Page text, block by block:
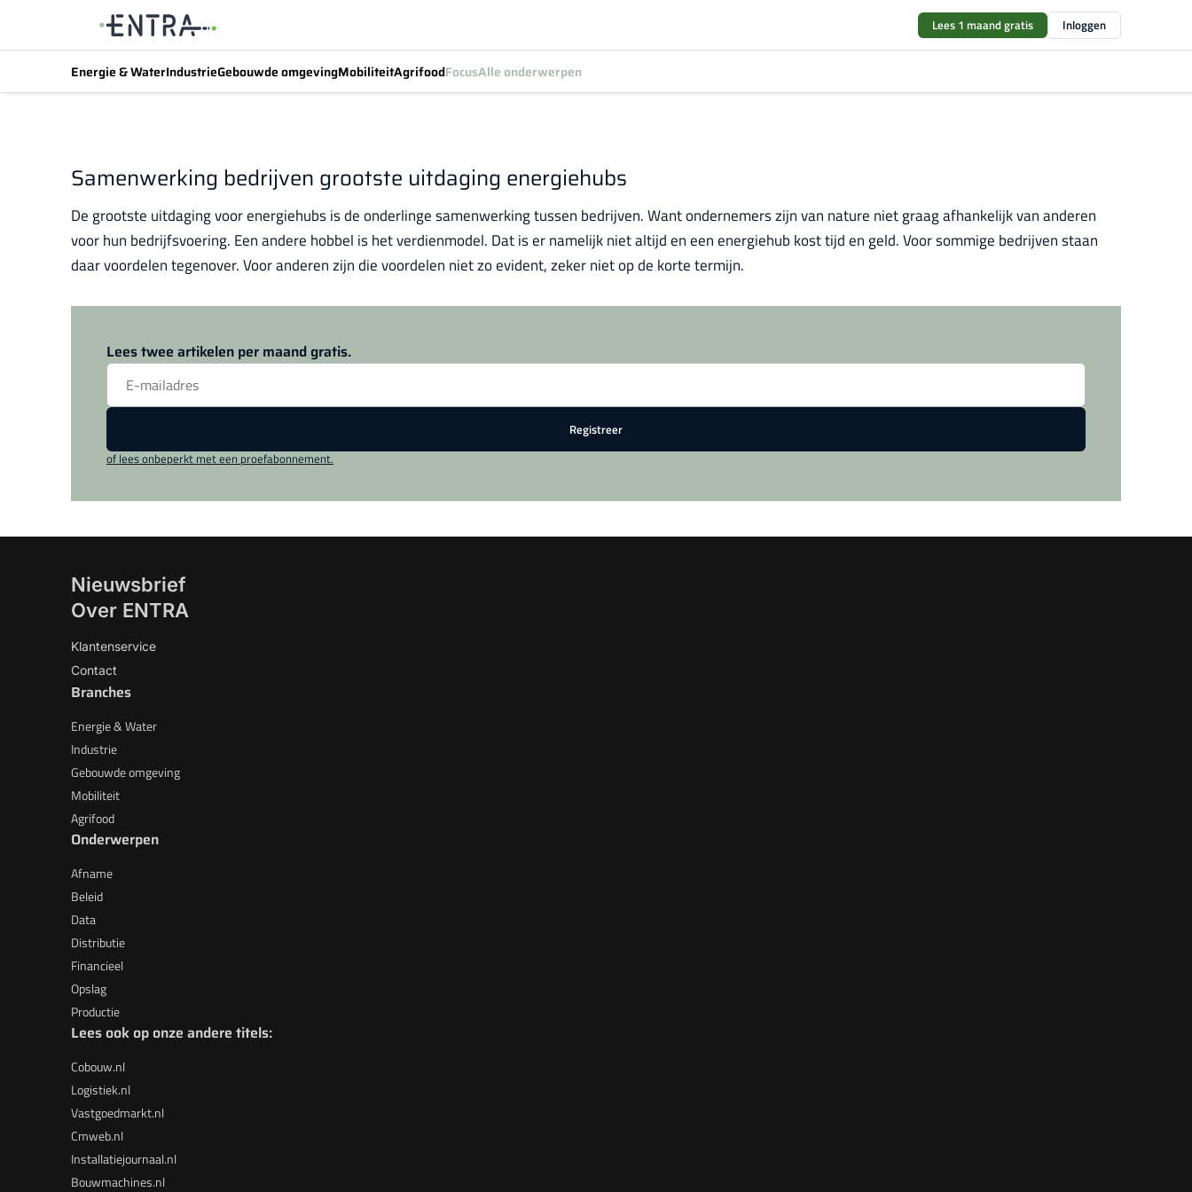
Lees 1 maand gratis Inloggen
Energie & WaterIndustrieGebouwde omgevingMobiliteitAgrifoodFocusAlle onderwerpen
Samenwerking bedrijven grootste uitdaging energiehubs
De grootste uitdaging voor energiehubs is de onderlinge samenwerking tussen bedrijven. Want ondernemers zijn van nature niet graag afhankelijk van anderen
voor hun bedrijfsvoering. Een andere hobbel is het verdienmodel. Dat is er namelijk niet altijd en een energiehub kost tijd en geld. Voor sommige bedrijven staan
daar voordelen tegenover. Voor anderen zijn die voordelen niet zo evident, zeker niet op de korte termijn.
Lees twee artikelen per maand gratis.
Registreer
of lees onbeperkt met een proefabonnement.
Nieuwsbrief
Over ENTRA
Klantenservice
Contact
Branches
Energie & Water
Industrie
Gebouwde omgeving
Mobiliteit
Agrifood
Onderwerpen
Afname
Beleid
Data
Distributie
Financieel
Opslag
Productie
Lees ook op onze andere titels:
Cobouw.nl
Logistiek.nl
Vastgoedmarkt.nl
Cmweb.nl
Installatiejournaal.nl
Bouwmachines.nl